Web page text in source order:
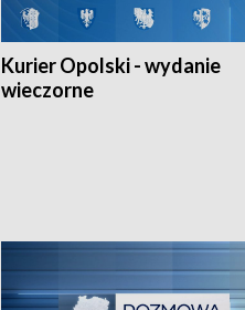
Kurier Opolski - wydanie
wieczorne